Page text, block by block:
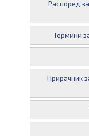
Распоред
Термини
Прирачник